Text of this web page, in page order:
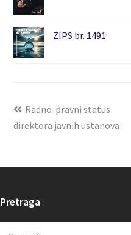
ZIPS br. 1491
Radno-pravni status
direktora javnih ustanova
Pretraga